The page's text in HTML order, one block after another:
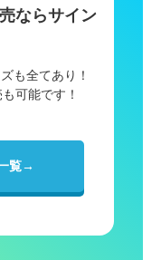
ならサイン
も全てあり！
可能です！
覧→